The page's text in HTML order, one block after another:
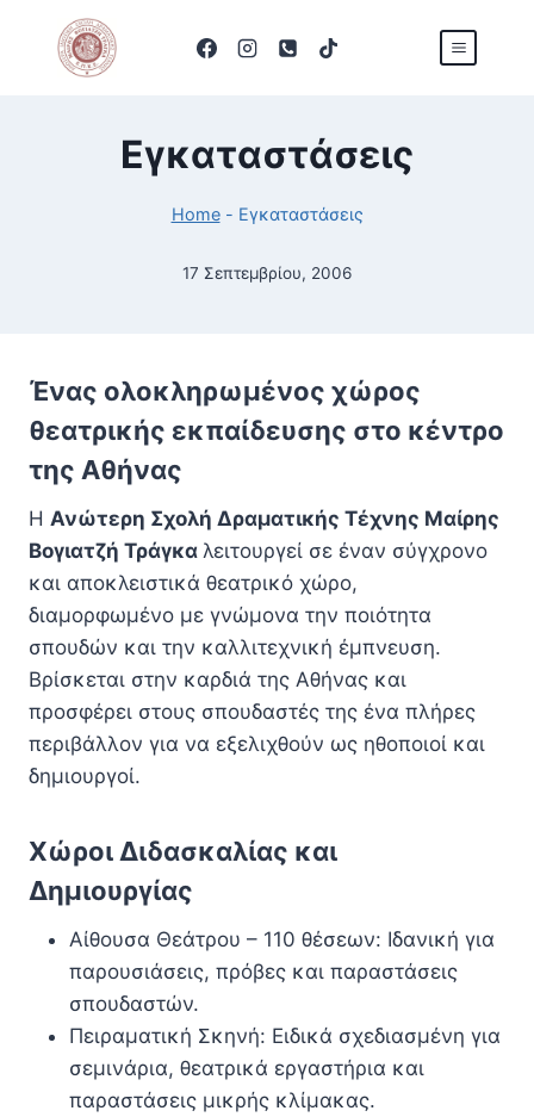
content
Εγκαταστάσεις
Home- Εγκαταστάσεις
17 Σεπτεμβρίου, 2006
Ένας ολοκληρωμένος χώρος
θεατρικής εκπαίδευσης στο κέντρο
της Αθήνας
Η Ανώτερη Σχολή Δραματικής Τέχνης Μαίρης
Βογιατζή Τράγκα λειτουργεί σε έναν σύγχρονο
και αποκλειστικά θεατρικό χώρο,
διαμορφωμένο με γνώμονα την ποιότητα
σπουδών και την καλλιτεχνική έμπνευση.
Βρίσκεται στην καρδιά της Αθήνας και
προσφέρει στους σπουδαστές της ένα πλήρες
περιβάλλον για να εξελιχθούν ως ηθοποιοί και
δημιουργοί.
Χώροι Διδασκαλίας και
Δημιουργίας
Αίθουσα Θεάτρου – 110 θέσεων: Ιδανική για
παρουσιάσεις, πρόβες και παραστάσεις
σπουδαστών.
Πειραματική Σκηνή: Ειδικά σχεδιασμένη για
σεμινάρια, θεατρικά εργαστήρια και
παραστάσεις μικρής κλίμακας.